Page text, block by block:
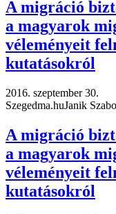
A migráció
a magyarok
véleményeit
kutatásokról
2016. szeptember 30.
Szegedma.huJanik
A migráció
a magyarok
véleményeit
kutatásokról